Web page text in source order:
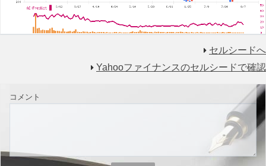
セルシードへ
Yahooファイナンスのセルシードで確認
コメント